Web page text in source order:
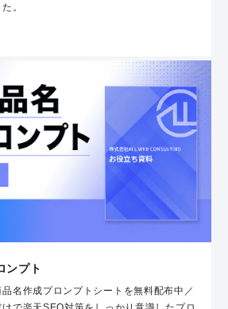
。
ンプト
名作成プロンプトシートを無料配布中／